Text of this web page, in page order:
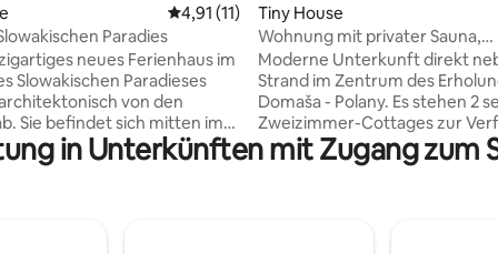
5 von 5, 3 Bewertungen
Durchschnittliche Bewertung: 4,91 von 5,
4,91 (11)
Paradies
neues Ferienhaus im
Slowakischen Paradieses
von den
Sie befindet sich mitten im
man von jedem Zimmer aus
wie auf dem Bild hat. Du hast
Tiny House
Wohnung mit privater Sauna,
eigenständiger Check-in
Moderne Unterkunft direkt
Strand im Zentrum des
Domaša - Polany. Es stehen 2
Zweizimmer-Cottages zur
die im Stil von Apartments
Jedes verfügt über ein eigenes
Ihres Aufenthalts bequem
in Unterkünften mit Zugang zum